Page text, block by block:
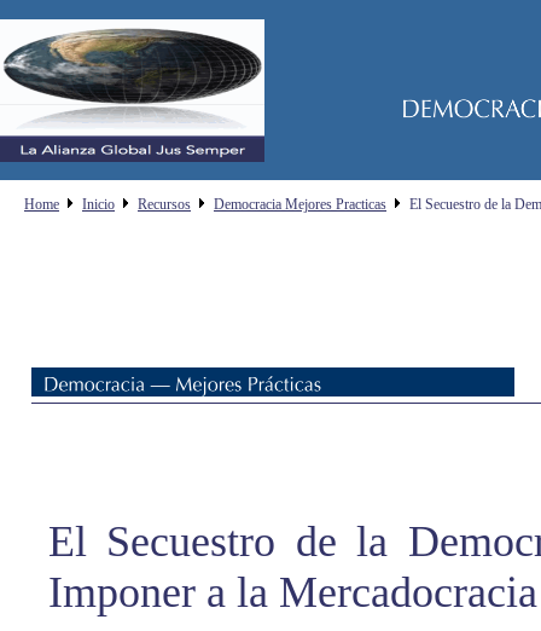
El Secuestro de la
Imponer a la Mercadocracia
Home Inicio Recursos Democracia Mejores Practicas El Secuestro de la